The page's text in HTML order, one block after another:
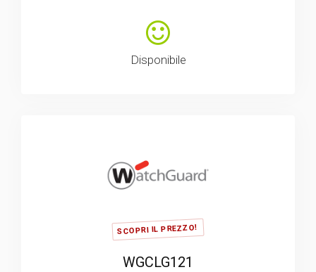
Disponibile
SCOPRI IL PREZZO!
WGCLG121